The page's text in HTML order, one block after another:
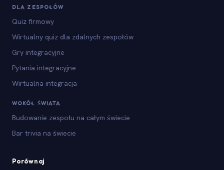
DLA ZESPOŁÓW
Quiz firmowy
Wirtualny quiz dla zdalnych zespołów
Gry integracyjne
Pytania integracyjne
Wirtualna integracja
WOKÓŁ ŚWIATA
Budowanie zespołu na całym świecie
Bar trivia na świecie
Porównaj